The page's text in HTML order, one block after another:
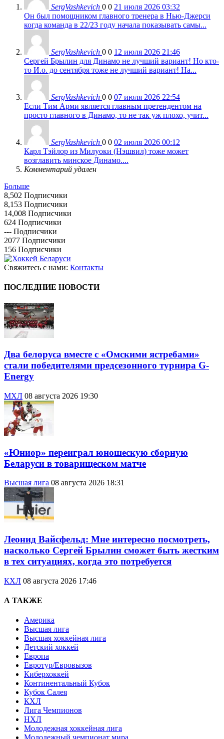
SergVashkevich 0 0 21 июля 2026 03:32
Он был помощником главного тренера в Нью-Джерси
когда команда в 22/23 году начала показывать самы...
SergVashkevich 0 0 12 июля 2026 21:46
Сергей Брылин для Динамо не лучший вариант! Но кто-
то И.о. до сентября тоже не лучший вариант! На...
SergVashkevich 0 0 07 июля 2026 22:54
Если Тим Арми является главным претендентом на
просто главного в Динамо, то не так уж плохо, учит...
SergVashkevich 0 0 02 июля 2026 00:12
Карл Тэйлор из Милуоки (Нэшвил) тоже может
возглавить минское Динамо....
Комментарий удален
Больше
8,502 Подписчики
8,153 Подписчики
14,008 Подписчики
624 Подписчики
--- Подписчики
2077 Подписчики
156 Подписчики
Свяжитесь с нами: Контакты
ПОСЛЕДНИЕ НОВОСТИ
Два белоруса вместе с «Омскими ястребами»
стали победителями предсезонного турнира G-
Energy
МХЛ 08 августа 2026 19:30
«Юниор» переиграл юношескую сборную
Беларуси в товарищеском матче
Высшая лига 08 августа 2026 18:31
Леонид Вайсфельд: Мне интересно посмотреть,
насколько Сергей Брылин сможет быть жестким
в тех ситуациях, когда это потребуется
КХЛ 08 августа 2026 17:46
А ТАКЖЕ
Америка
Высшая лига
Высшая хоккейная лига
Детский хоккей
Европа
Евротур/Евровызов
Киберхоккей
Континентальный Кубок
Кубок Салея
КХЛ
Лига Чемпионов
НХЛ
Молодежная хоккейная лига